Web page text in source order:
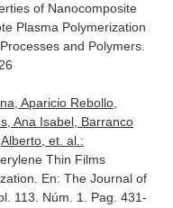
of Nanocomposite
Plasma Polymerization
and Polymers.
Aparicio Rebollo,
Ana Isabel, Barranco
et. al.:
Thin Films
En: The Journal of
113. Núm. 1. Pag. 431-